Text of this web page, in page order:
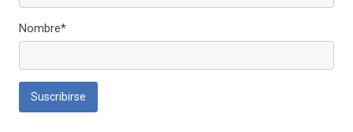
Nombre*